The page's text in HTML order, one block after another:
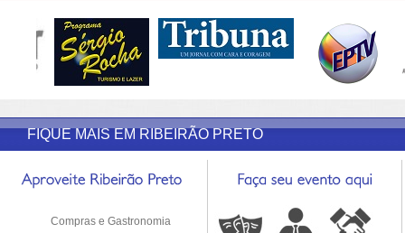
FIQUE MAIS EM RIBEIRÃO PRETO
Compras e Gastronomia